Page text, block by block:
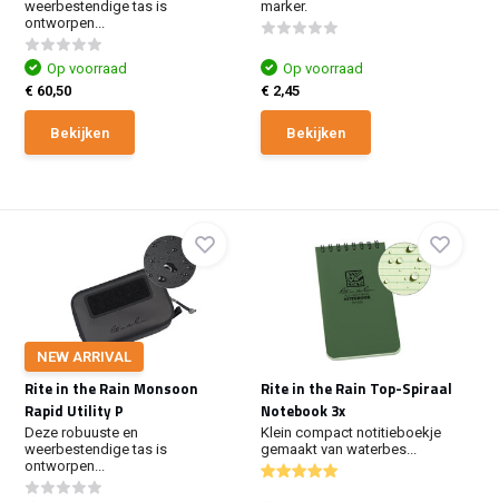
weerbestendige tas is
ontworpen...
Op voorraad
€ 60,50
Bekijken
marker.
Op voorraad
€ 2,45
Bekijken
NEW ARRIVAL
Rite in the Rain Monsoon
Rapid Utility P
Deze robuuste en
weerbestendige tas is
ontworpen...
Rite in the Rain Top-Spiraal
Notebook 3x
Klein compact notitieboekje
gemaakt van waterbes...